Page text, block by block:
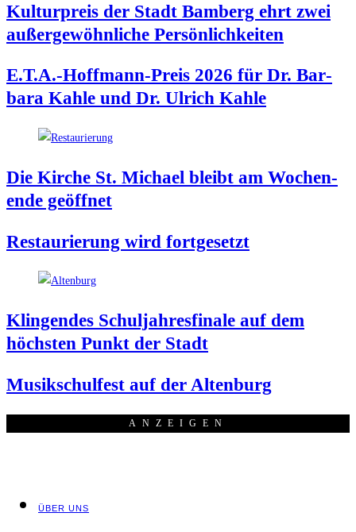
Kul­tur­preis der Stadt Bam­berg ehrt zwei
außer­ge­wöhn­li­che Persönlichkeiten
E.T.A.-Hoffmann-Preis 2026 für Dr. Bar­
ba­ra Kah­le und Dr. Ulrich Kahle
Die Kir­che St. Micha­el bleibt am Wochen­
en­de geöffnet
Restau­rie­rung wird fortgesetzt
Klin­gen­des Schul­jah­res­fi­na­le auf dem
höchs­ten Punkt der Stadt
Musik­schul­fest auf der Altenburg
ANZEI­GEN
ÜBER UNS